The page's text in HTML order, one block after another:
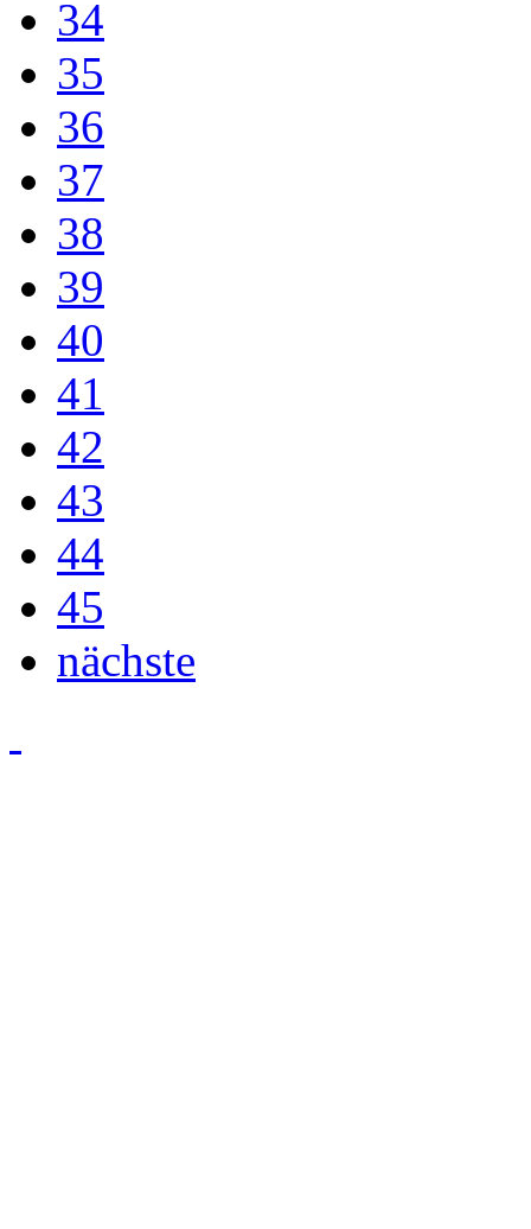
34
35
36
37
38
39
40
41
42
43
44
45
nächste